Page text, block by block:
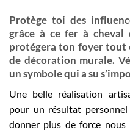
Protège toi des
grâce à ce fer à cheval
protégera ton foyer tout
de décoration murale.
un symbole qui a su
Une belle réalisation
pour un résultat
donner plus de force nous